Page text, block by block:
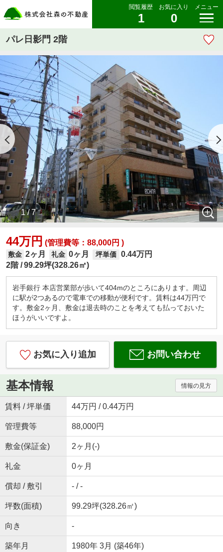
閲覧履歴
1
お気に入り
0
メニュー
パレ日影門 2階
1 / 7
44万円 (管理費等：88,000円 )
敷金 2ヶ月 礼金 0ヶ月 坪単価 0.44万円
2階 99.29坪(328.26㎡)
岩手銀行 本店営業部が歩いて404mのところにあります。周辺
に駅が2つあるので電車での移動が便利です。賃料は44万円で
す。敷金2ヶ月、敷金は退去時のことを考えても払っておいた
ほうがいいですよ。
お気に入り追加 お問い合わせ
基本情報 情報の見方
賃料 / 坪単価 44万円 / 0.44万円
管理費等 88,000円
敷金(保証金) 2ヶ月(-)
礼金 0ヶ月
償却 / 敷引 - / -
坪数(面積) 99.29坪(328.26㎡)
向き -
築年月 1980年 3月 (築46年)